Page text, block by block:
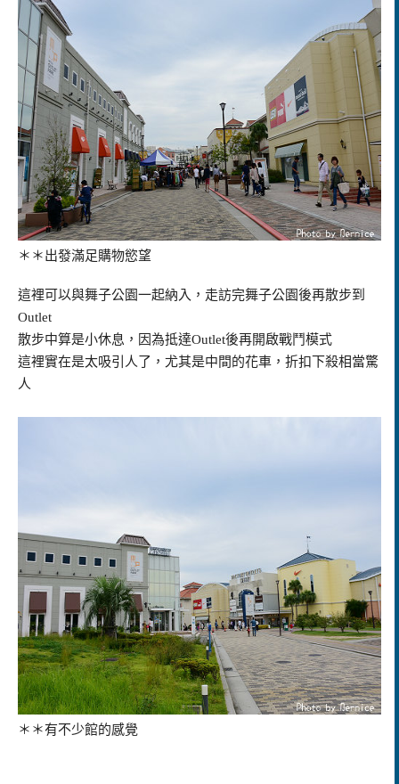
＊＊出發滿足購物慾望
這裡可以與舞子公園一起納入，走訪完舞子公園後再散步到
Outlet
散步中算是小休息，因為抵達Outlet後再開啟戰鬥模式
這裡實在是太吸引人了，尤其是中間的花車，折扣下殺相當驚
人
＊＊有不少館的感覺